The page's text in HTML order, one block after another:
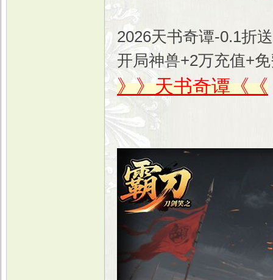
2026天书奇谭-0.1折
开局神兽+2万充值+
》》天书奇谭《《